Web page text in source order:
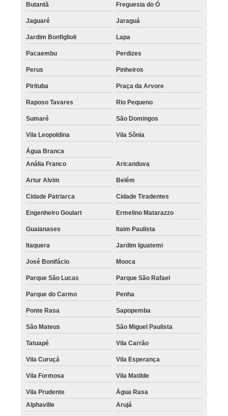
Butantã Freguesia do Ó
Jaguaré Jaraguá
Jardim Bonfiglioli Lapa
Pacaembu Perdizes
Perus Pinheiros
Pirituba Praça da Arvore
Raposo Tavares Rio Pequeno
Sumaré São Domingos
Vila Leopoldina Vila Sônia
Água Branca
Anália Franco
Aricanduva
Artur Alvim Belém
Cidade Patriarca Cidade Tiradentes
Engenheiro Goulart Ermelino Matarazzo
Guaianases Itaim Paulista
Itaquera Jardim Iguatemi
José Bonifácio Mooca
Parque São Lucas Parque São Rafael
Parque do Carmo Penha
Ponte Rasa Sapopemba
São Mateus São Miguel Paulista
Tatuapé Vila Carrão
Vila Curuçá Vila Esperança
Vila Formosa Vila Matilde
Vila Prudente
Água Rasa
Alphaville
Arujá